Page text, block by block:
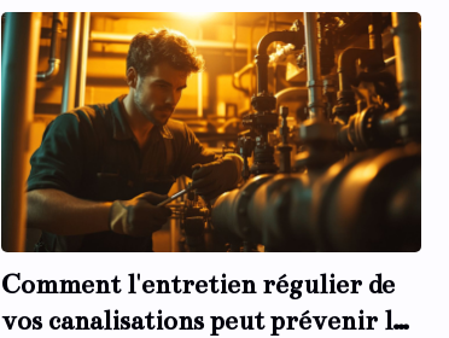
Comment l'entretien régulier de
vos canalisations peut prévenir les